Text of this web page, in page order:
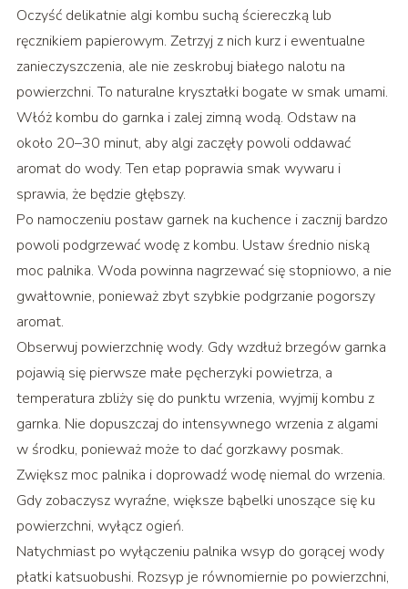
Oczyść delikatnie algi kombu suchą ściereczką lub
ręcznikiem papierowym. Zetrzyj z nich kurz i ewentualne
zanieczyszczenia, ale nie zeskrobuj białego nalotu na
powierzchni. To naturalne kryształki bogate w smak umami.
Włóż kombu do garnka i zalej zimną wodą. Odstaw na
około 20–30 minut, aby algi zaczęły powoli oddawać
aromat do wody. Ten etap poprawia smak wywaru i
sprawia, że będzie głębszy.
Po namoczeniu postaw garnek na kuchence i zacznij bardzo
powoli podgrzewać wodę z kombu. Ustaw średnio niską
moc palnika. Woda powinna nagrzewać się stopniowo, a nie
gwałtownie, ponieważ zbyt szybkie podgrzanie pogorszy
aromat.
Obserwuj powierzchnię wody. Gdy wzdłuż brzegów garnka
pojawią się pierwsze małe pęcherzyki powietrza, a
temperatura zbliży się do punktu wrzenia, wyjmij kombu z
garnka. Nie dopuszczaj do intensywnego wrzenia z algami
w środku, ponieważ może to dać gorzkawy posmak.
Zwiększ moc palnika i doprowadź wodę niemal do wrzenia.
Gdy zobaczysz wyraźne, większe bąbelki unoszące się ku
powierzchni, wyłącz ogień.
Natychmiast po wyłączeniu palnika wsyp do gorącej wody
płatki katsuobushi. Rozsyp je równomiernie po powierzchni,